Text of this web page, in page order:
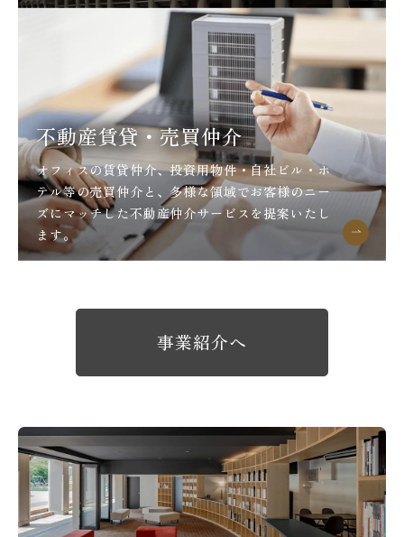
不動産賃貸・売買仲介
オフィスの賃貸仲介、投資用物件・自社ビル・ホ
テル等の売買仲介と、多様な領域でお客様のニー
ズにマッチした不動産仲介サービスを提案いたし
ます。
事業紹介へ